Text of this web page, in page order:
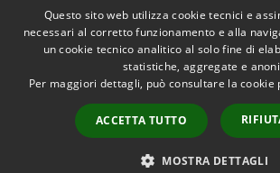
Questo sito web utilizza cookie tecnici e
necessari al corretto funzionamento e alla
un cookie tecnico analitico al solo fine di
statistiche, aggregate e
Per maggiori dettagli, può consultare la cookie
ACCETTA TUTTO
MOSTRA DETTAGLI